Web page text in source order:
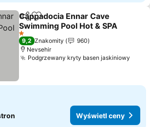
Udostępnij
Dodaj do ulubionych
Cappadocia Ennar Cave
Swimming Pool Hot & SPA
Wyświetl ceny
1 Kategoria
9,2 Znakomity
960
Nevsehir
Podgrzewany kryty basen jaskiniowy
Wyświetl ceny